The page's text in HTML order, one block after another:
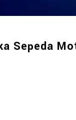
Sepeda